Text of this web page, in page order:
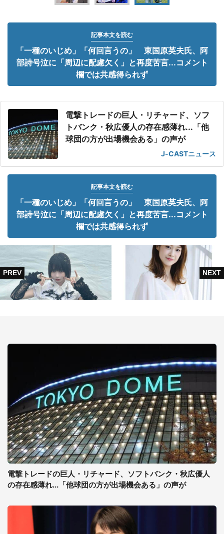
記事本文を読む
「一種のいじめ」「何回言うの」 東国原英夫氏、阿
部詩号泣に「周辺に配慮欠く」と再度苦言...コメント
欄では共感得られず
電撃トレードの巨人・リチャード、ソフ
トバンク・秋広優人の存在感薄れ...「他
球団の方が出場機会ある」の声が
J-CASTニュース
記事本文を読む
「一種のいじめ」「何回言うの」 東国原英夫氏、阿
部詩号泣に「周辺に配慮欠く」と再度苦言...コメント
欄では共感得られず
電撃トレードの巨人・リチャード、ソフトバンク・秋広優人
の存在感薄れ...「他球団の方が出場機会ある」の声が